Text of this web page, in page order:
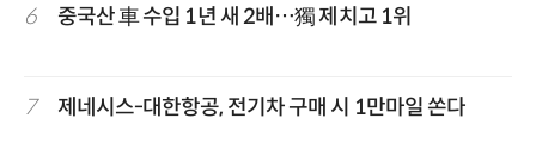
6 중국산 車 수입 1년 새 2배…獨 제치고 1위
7 제네시스-대한항공, 전기차 구매 시 1만마일 쏜다